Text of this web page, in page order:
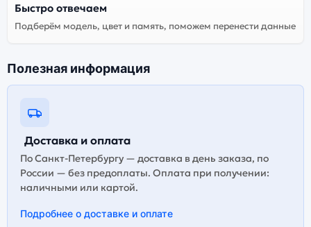
(Серебристый). Мы рекомендуем выбирать
оригинальной версию — она полностью
корректная работа сервисов не гарантируется.
Быстро отвечаем
Подберём модель, цвет и память, поможем перенести данные
Полезная информация
Доставка и оплата
По Санкт-Петербургу — доставка в день заказа, по
России — без предоплаты. Оплата при получении:
наличными или картой.
Подробнее о доставке и оплате